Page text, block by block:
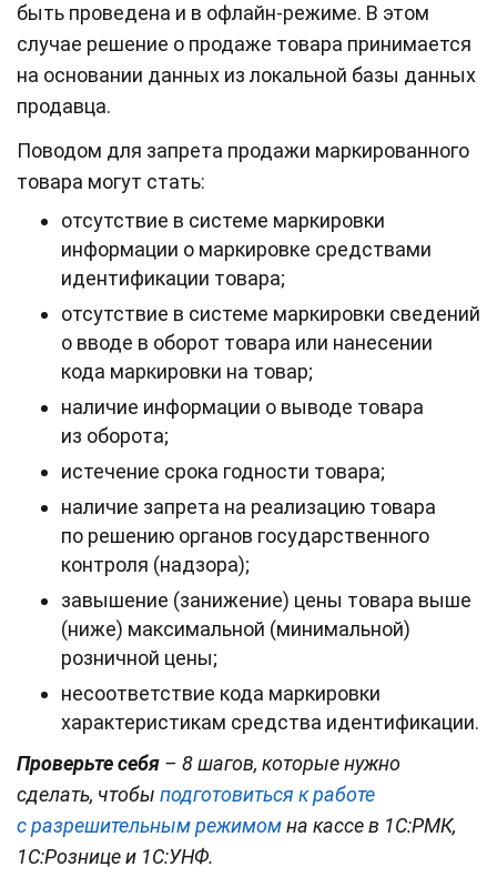
быть проведена и в офлайн-режиме. В этом
случае решение о продаже товара принимается
на основании данных из локальной базы данных
продавца.
Поводом для запрета продажи маркированного
товара могут стать:
отсутствие в системе маркировки
информации о маркировке средствами
идентификации товара;
отсутствие в системе маркировки сведений
о вводе в оборот товара или нанесении
кода маркировки на товар;
наличие информации о выводе товара
из оборота;
истечение срока годности товара;
наличие запрета на реализацию товара
по решению органов государственного
контроля (надзора);
завышение (занижение) цены товара выше
(ниже) максимальной (минимальной)
розничной цены;
несоответствие кода маркировки
характеристикам средства идентификации.
Проверьте себя – 8 шагов, которые нужно
сделать, чтобы подготовиться к работе
с разрешительным режимомна кассе в 1С:РМК,
1С:Рознице и 1С:УНФ.